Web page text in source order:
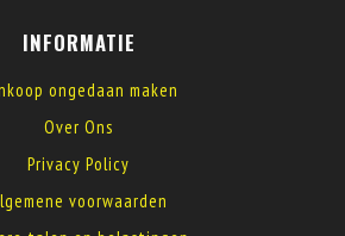
INFORMATIE
ongedaan maken
Over Ons
Privacy Policy
voorwaarden